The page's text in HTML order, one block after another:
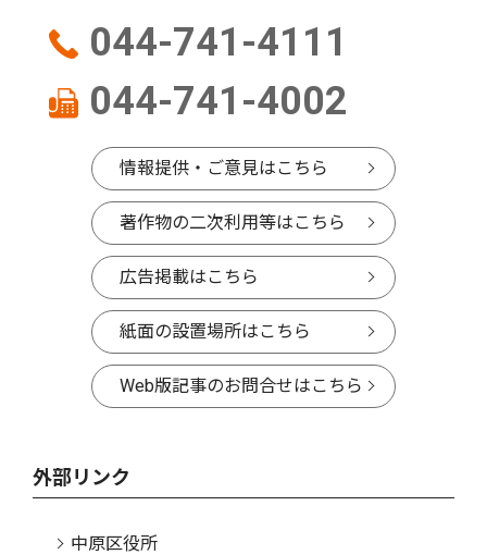
044-741-4111
044-741-4002
情報提供・ご意見はこちら
著作物の二次利用等はこちら
広告掲載はこちら
紙面の設置場所はこちら
Web版記事のお問合せはこちら
外部リンク
中原区役所